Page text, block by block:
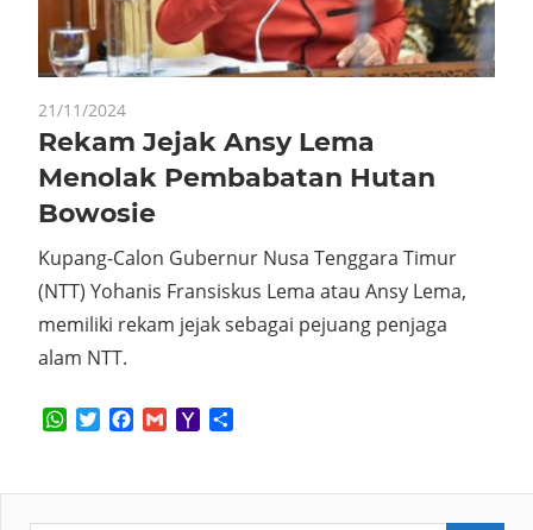
21/11/2024
Rekam Jejak Ansy Lema
Menolak Pembabatan Hutan
Bowosie
Kupang-Calon Gubernur Nusa Tenggara Timur
(NTT) Yohanis Fransiskus Lema atau Ansy Lema,
memiliki rekam jejak sebagai pejuang penjaga
alam NTT.
WhatsApp
TwitterFacebook
GmailYahoo